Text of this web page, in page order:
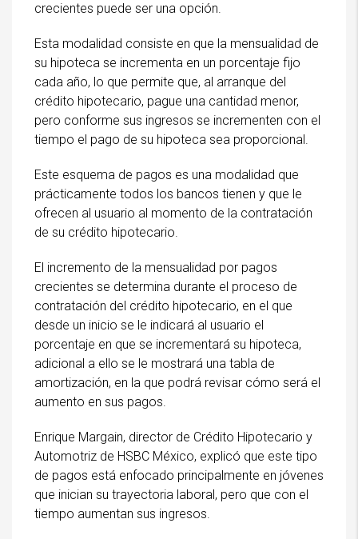
crecientes puede ser una opción.
Esta modalidad consiste en que la mensualidad de
su hipoteca se incrementa en un porcentaje fijo
cada año, lo que permite que, al arranque del
crédito hipotecario, pague una cantidad menor,
pero conforme sus ingresos se incrementen con el
tiempo el pago de su hipoteca sea proporcional.
Este esquema de pagos es una modalidad que
prácticamente todos los bancos tienen y que le
ofrecen al usuario al momento de la contratación
de su crédito hipotecario.
El incremento de la mensualidad por pagos
crecientes se determina durante el proceso de
contratación del crédito hipotecario, en el que
desde un inicio se le indicará al usuario el
porcentaje en que se incrementará su hipoteca,
adicional a ello se le mostrará una tabla de
amortización, en la que podrá revisar cómo será el
aumento en sus pagos.
Enrique Margain, director de Crédito Hipotecario y
Automotriz de HSBC México, explicó que este tipo
de pagos está enfocado principalmente en jóvenes
que inician su trayectoria laboral, pero que con el
tiempo aumentan sus ingresos.